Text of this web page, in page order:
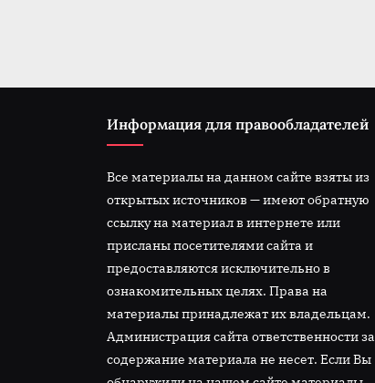
Информация для правообладателей
Все материалы на данном сайте взяты из
открытых источников — имеют обратную
ссылку на материал в интернете или
присланы посетителями сайта и
предоставляются исключительно в
ознакомительных целях. Права на
материалы принадлежат их владельцам.
Администрация сайта ответственности за
содержание материала не несет. Если Вы